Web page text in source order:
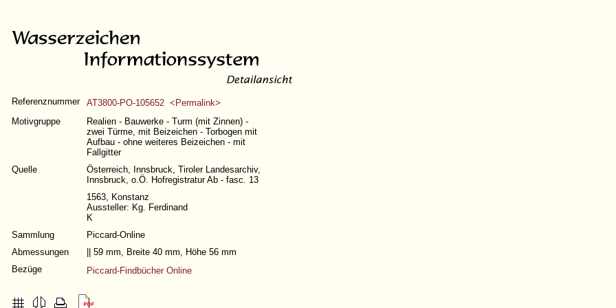
Referenznummer
AT3800-PO-105652 <Permalink>
Motivgruppe
Realien - Bauwerke - Turm (mit Zinnen) -
zwei Türme, mit Beizeichen - Torbogen mit
Aufbau - ohne weiteres Beizeichen - mit
Fallgitter
Quelle
Österreich, Innsbruck, Tiroler Landesarchiv,
Innsbruck, o.Ö. Hofregistratur Ab - fasc. 13
1563, Konstanz
Aussteller: Kg. Ferdinand
K
Sammlung
Piccard-Online
Abmessungen
|| 59 mm, Breite 40 mm, Höhe 56 mm
Bezüge
Piccard-Findbücher Online